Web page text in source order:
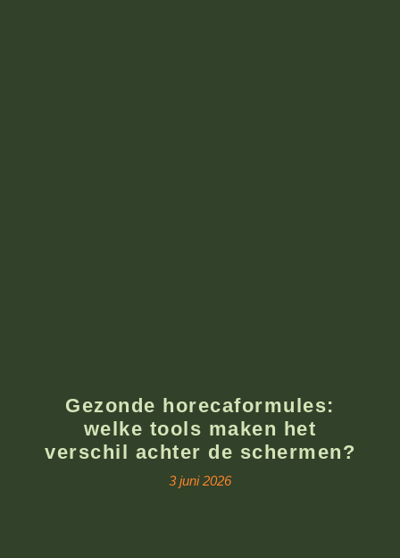
Gezonde horecaformules:
welke tools maken het
verschil achter de schermen?
3 juni 2026